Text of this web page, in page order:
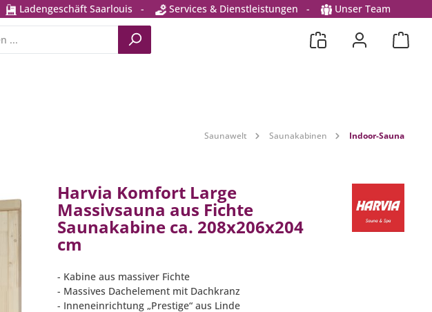
Ladengeschäft Saarlouis - Services & Dienstleistungen - Unser Team
Saunawelt Saunakabinen Indoor-Sauna
Harvia Komfort Large
Massivsauna aus Fichte
Saunakabine ca. 208x206x204
cm
- Kabine aus massiver Fichte
- Massives Dachelement mit Dachkranz
- Inneneinrichtung „Prestige“ aus Linde